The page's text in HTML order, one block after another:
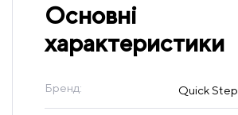
Основні
характеристики
Бренд: Quick Step